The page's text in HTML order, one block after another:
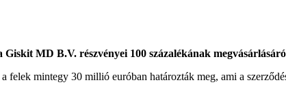
MD B.V. részvényei 100 százalékának
mintegy 30 millió euróban határozták meg, ami a